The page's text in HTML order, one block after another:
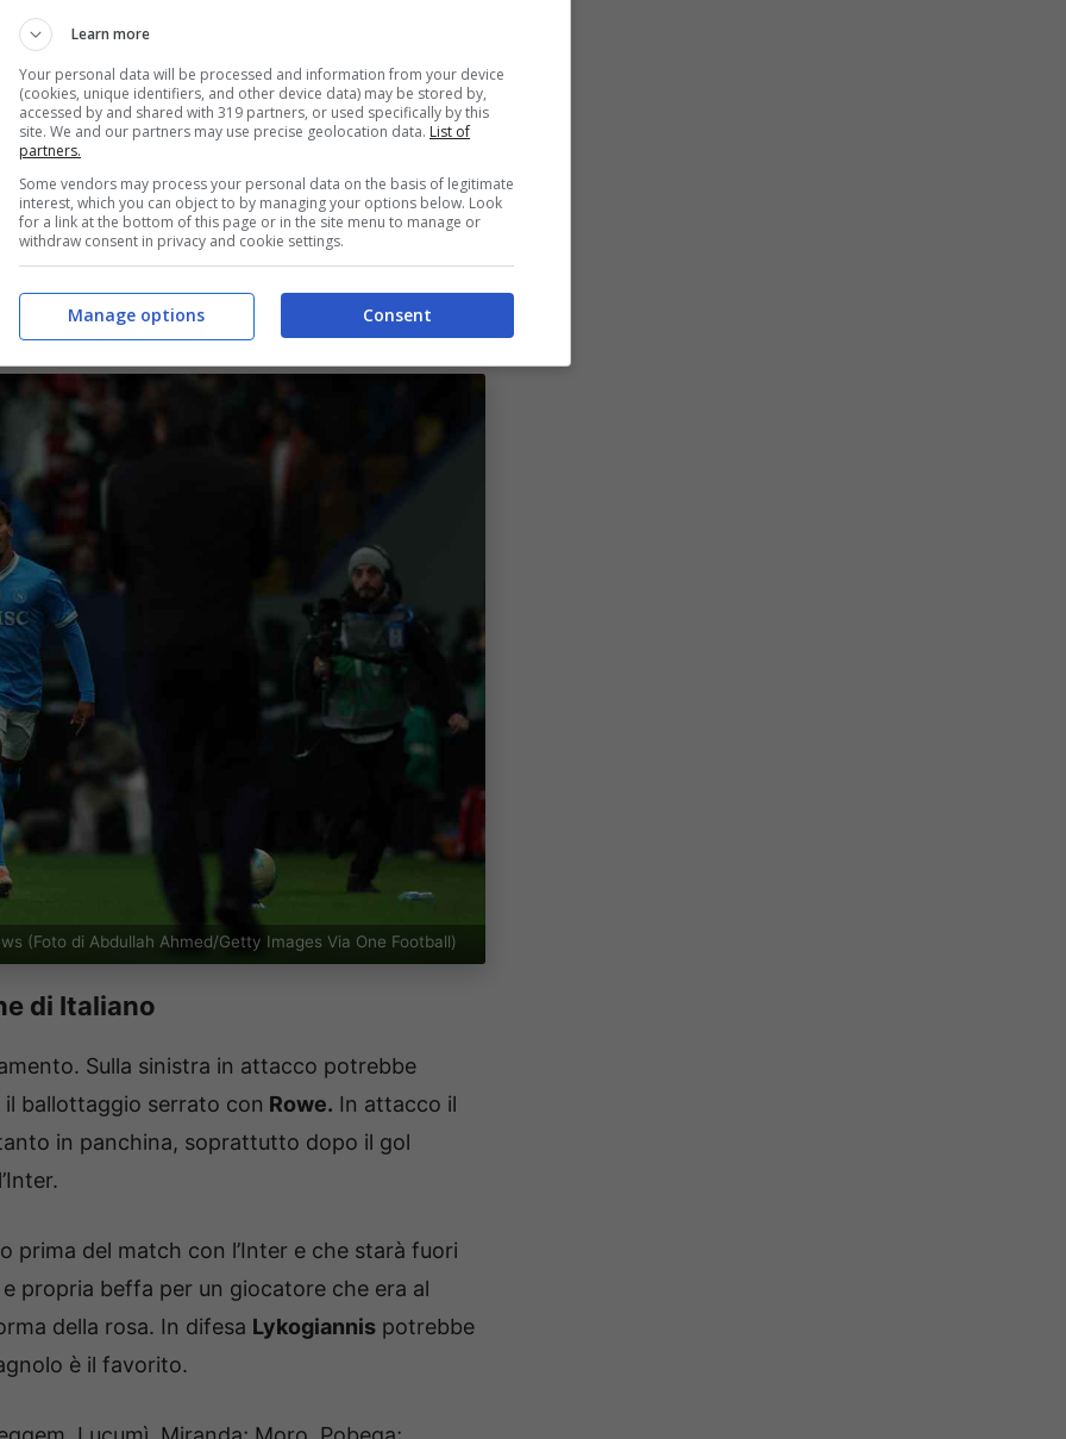
Conte
ancora perJuan JesusconBuongiornoche
spazio aElmas, conHojlundche
dovrebbe essere in panchina dopo il
Rrahmani, Juan Jesus; Politano,
Elmas. All. Conte.
(Foto di Abdullah Ahmed/Getty Images Via One Football)
di Italiano
Sulla sinistra in attacco potrebbe
il ballottaggio serrato con Rowe. In attacco il
in panchina, soprattutto dopo il gol
prima del match con l’Inter e che starà fuori
propria beffa per un giocatore che era al
della rosa. In difesa Lykogiannis potrebbe
è il favorito.
Learn more
Your personal data will be processed and information from your device
(cookies, unique identifiers, and other device data) may be stored by,
accessed by and shared with 319 partners, or used specifically by this
site. We and our partners may use precise geolocation data. List of
partners.
Some vendors may process your personal data on the basis of legitimate
interest, which you can object to by managing your options below. Look
for a link at the bottom of this page or in the site menu to manage or
withdraw consent in privacy and cookie settings.
Consent
Manage options